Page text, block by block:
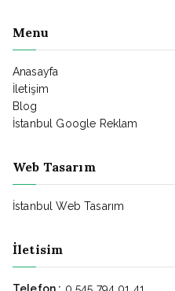
Menu
Anasayfa
İletişim
Blog
İstanbul Google Reklam
Web Tasarım
İstanbul Web Tasarım
İletisim